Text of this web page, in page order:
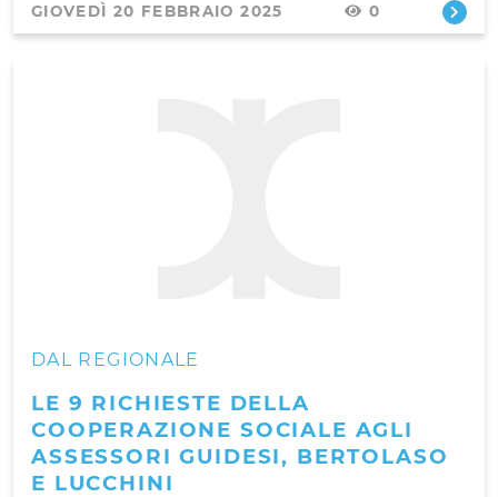
GIOVEDÌ 20 FEBBRAIO 2025 0
DAL REGIONALE
LE 9 RICHIESTE DELLA
COOPERAZIONE SOCIALE AGLI
ASSESSORI GUIDESI, BERTOLASO
E LUCCHINI